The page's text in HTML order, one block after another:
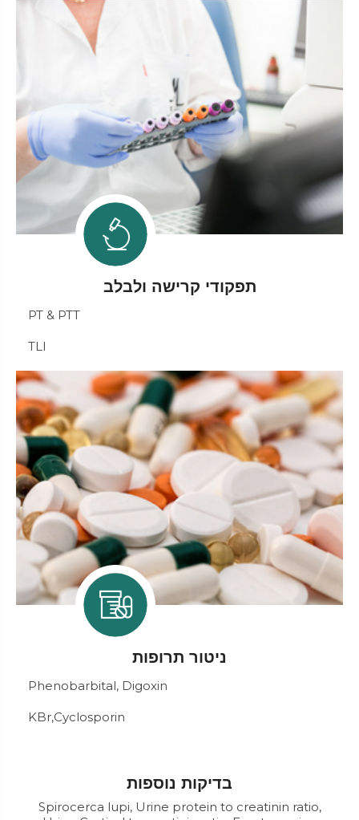
תפקודי קרישה ולבלב
PT & PTT
TLI
ניטור תרופות
Phenobarbital, Digoxin
KBr,Cyclosporin
בדיקות נוספות
Spirocerca lupi, Urine protein to creatinin ratio,